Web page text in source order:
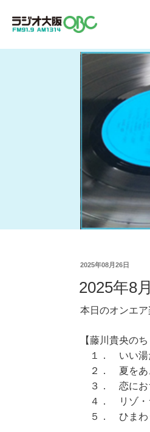
2025年08月26日
2025年8
本日のオンエ
【藤川貴央の
１． いい湯
２． 夏をあ
３． 恋にお
４． リゾ・
５． ひまわ